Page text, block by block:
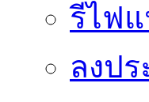
รีไฟ
ลงป